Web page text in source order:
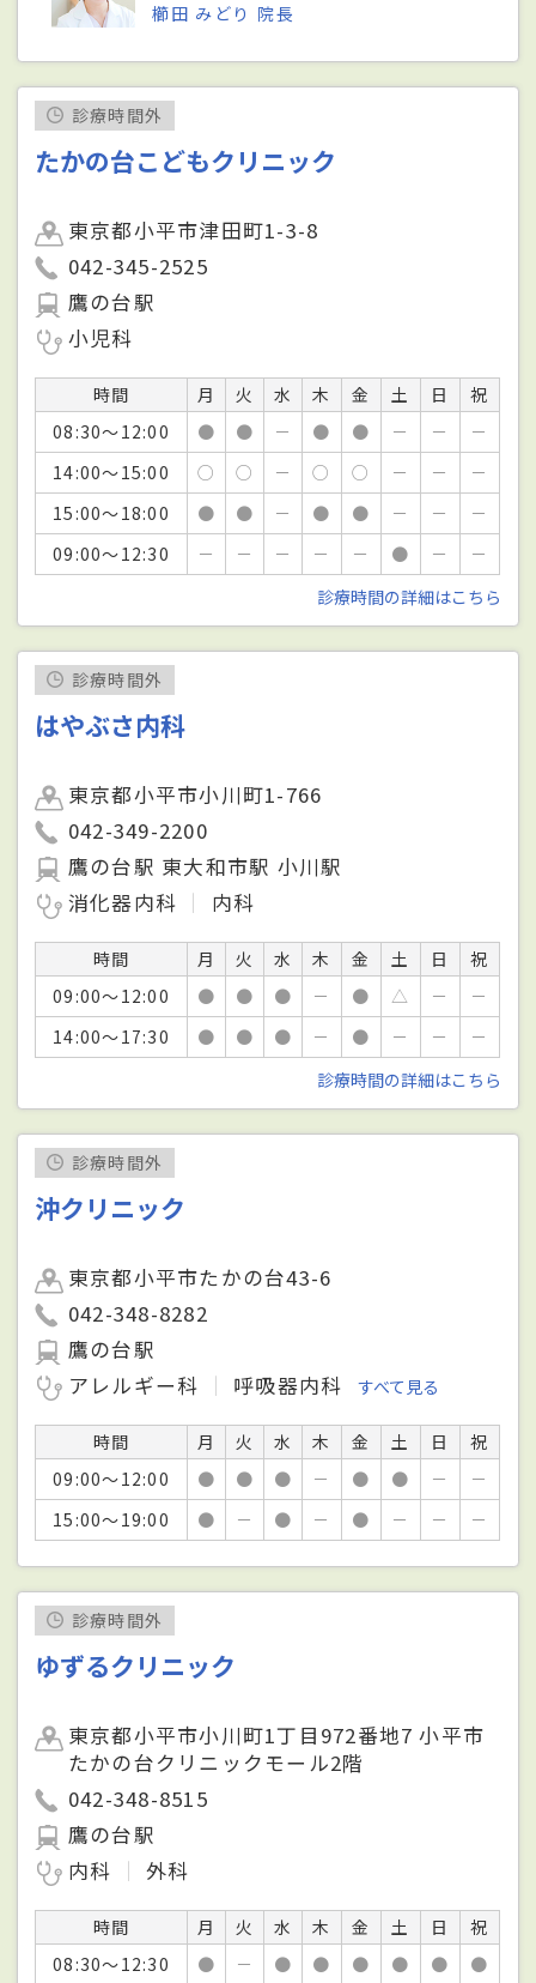
櫛田 みどり 院長
診療時間外
たかの台こどもクリニック
東京都小平市津田町1-3-8
042-345-2525
鷹の台駅
小児科
時間 月 火 水 木 金 土 日
祝
08:30～12:00
● ● － ● ● － －
－
14:00～15:00
○ ○ － ○ ○ － －
－
15:00～18:00
● ● － ● ● － －
－
09:00～12:30
－ － － － － ● －
－
診療時間の詳細はこちら
診療時間外
はやぶさ内科
東京都小平市小川町1-766
042-349-2200
鷹の台駅 東大和市駅 小川駅
消化器内科
内科
時間 月 火 水 木 金 土 日
祝
09:00～12:00
● ● ● － ● △ －
－
14:00～17:30
● ● ● － ● － －
－
診療時間の詳細はこちら
診療時間外
沖クリニック
東京都小平市たかの台43-6
042-348-8282
鷹の台駅
アレルギー科
呼吸器内科 すべて見る
時間 月 火 水 木 金 土 日
祝
09:00～12:00
● ● ● － ● ● －
－
15:00～19:00
● － ● － ● － － －
診療時間外
ゆずるクリニック
東京都小平市小川町1丁目972番地7 小平市
たかの台クリニックモール2階
042-348-8515
鷹の台駅
内科
外科
時間 月 火 水 木 金 土 日
祝
08:30～12:30
● － ● ● ● ● ● ●